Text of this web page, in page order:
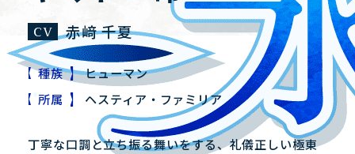
SYSTEM
システム
GALLERY
ギャラリー
PRODUCT
製品情報
PRIVILEGE
店舗購入特典
赤﨑 千夏
種族
ヒューマン
所属
ヘスティア・ファミリア
丁寧な口調と立ち振る舞いをする、礼儀正しい極東